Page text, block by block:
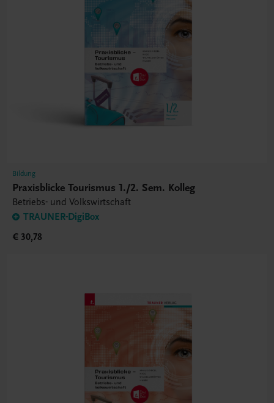
Bildung
Praxisblicke Tourismus 1./2. Sem. Kolleg
Betriebs- und Volkswirtschaft
TRAUNER-DigiBox
€ 30,78